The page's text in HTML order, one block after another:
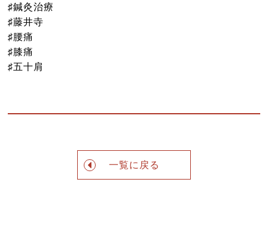
♯鍼灸治療
♯藤井寺
♯腰痛
♯膝痛
♯五十肩
一覧に戻る